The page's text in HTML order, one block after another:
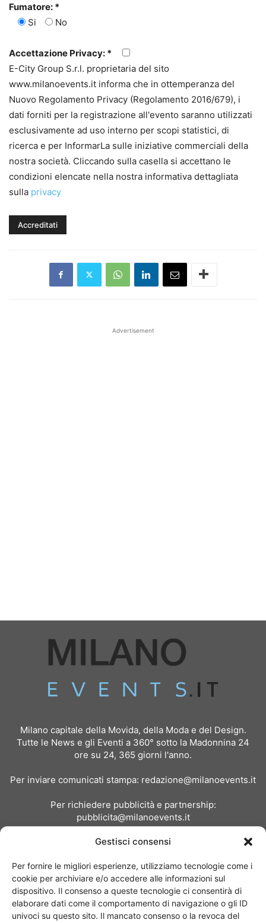
Gestisci consensi
Per fornire le migliori esperienze, utilizziamo tecnologie come i
cookie per archiviare e/o accedere alle informazioni sul
dispositivo. Il consenso a queste tecnologie ci consentirà di
elaborare dati come il comportamento di navigazione o gli ID
univoci su questo sito. Il mancato consenso o la revoca del
Fumatore: *
Si
No
Accettazione Privacy: *
E-City Group S.r.l. proprietaria del sito
www.milanoevents.it informa che in ottemperanza del
Nuovo Regolamento Privacy (Regolamento 2016/679), i
dati forniti per la registrazione all'evento saranno utilizzati
esclusivamente ad uso interno per scopi statistici, di
ricerca e per InformarLa sulle iniziative commerciali della
nostra società. Cliccando sulla casella si accettano le
condizioni elencate nella nostra informativa dettagliata
sulla privacy
Advertisement
Milano capitale della Movida, della Moda e del Design.
Tutte le News e gli Eventi a 360° sotto la Madonnina 24
ore su 24, 365 giorni l'anno.
Per inviare comunicati stampa: redazione@milanoevents.it
Per richiedere pubblicità e partnership:
pubblicita@milanoevents.it